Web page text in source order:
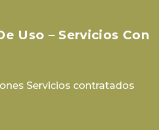
Uso – Servicios Con
Servicios contratados